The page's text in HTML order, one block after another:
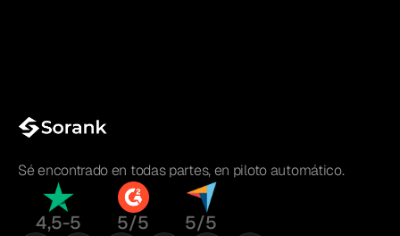
Sé encontrado en todas partes, en piloto automático.
4,5-5 5/5 5/5